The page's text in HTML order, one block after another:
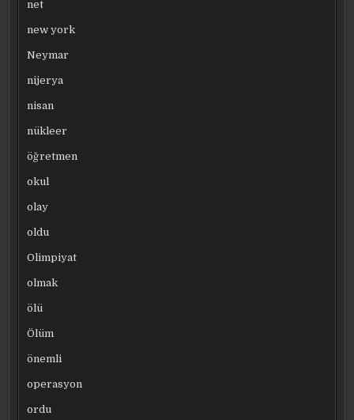
net
new york
Neymar
nijerya
nisan
nükleer
öğretmen
okul
olay
oldu
Olimpiyat
olmak
ölü
Ölüm
önemli
operasyon
ordu